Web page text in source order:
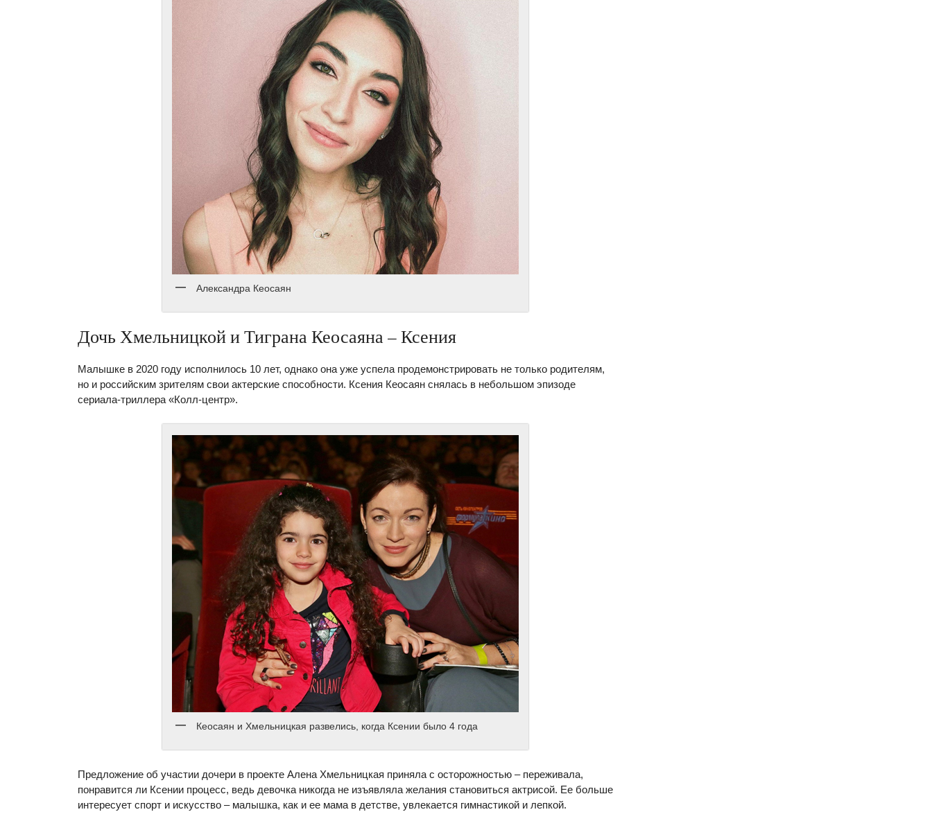
Александра Кеосаян
Дочь Хмельницкой и Тиграна Кеосаяна – Ксения
Малышке в 2020 году исполнилось 10 лет, однако она уже успела продемонстрировать не только родителям,
но и российским зрителям свои актерские способности. Ксения Кеосаян снялась в небольшом эпизоде
сериала-триллера «Колл-центр».
Кеосаян и Хмельницкая развелись, когда Ксении было 4 года
Предложение об участии дочери в проекте Алена Хмельницкая приняла с осторожностью – переживала,
понравится ли Ксении процесс, ведь девочка никогда не изъявляла желания становиться актрисой. Ее больше
интересует спорт и искусство – малышка, как и ее мама в детстве, увлекается гимнастикой и лепкой.